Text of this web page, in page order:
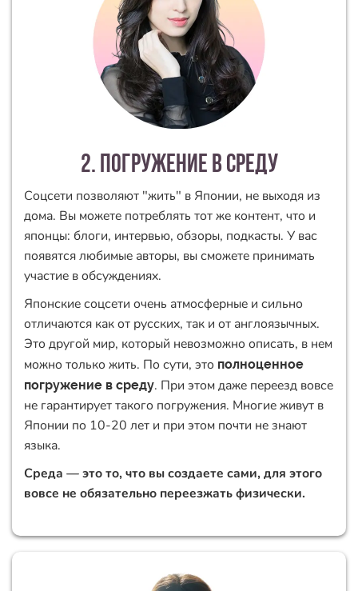
2. погружение в среду
Соцсети позволяют "жить" в Японии, не выходя из
дома. Вы можете потреблять тот же контент, что и
японцы: блоги, интервью, обзоры, подкасты. У вас
появятся любимые авторы, вы сможете принимать
участие в обсуждениях.
Японские соцсети очень атмосферные и сильно
отличаются как от русских, так и от англоязычных.
Это другой мир, который невозможно описать, в нем
можно только жить. По сути, это полноценное
погружение в среду. При этом даже переезд вовсе
не гарантирует такого погружения. Многие живут в
Японии по 10-20 лет и при этом почти не знают
языка.
Среда — это то, что вы создаете сами, для этого
вовсе не обязательно переезжать физически.